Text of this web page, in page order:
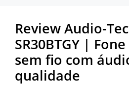
Review Audio-
SR30BTGY |
sem fio com
qualidade